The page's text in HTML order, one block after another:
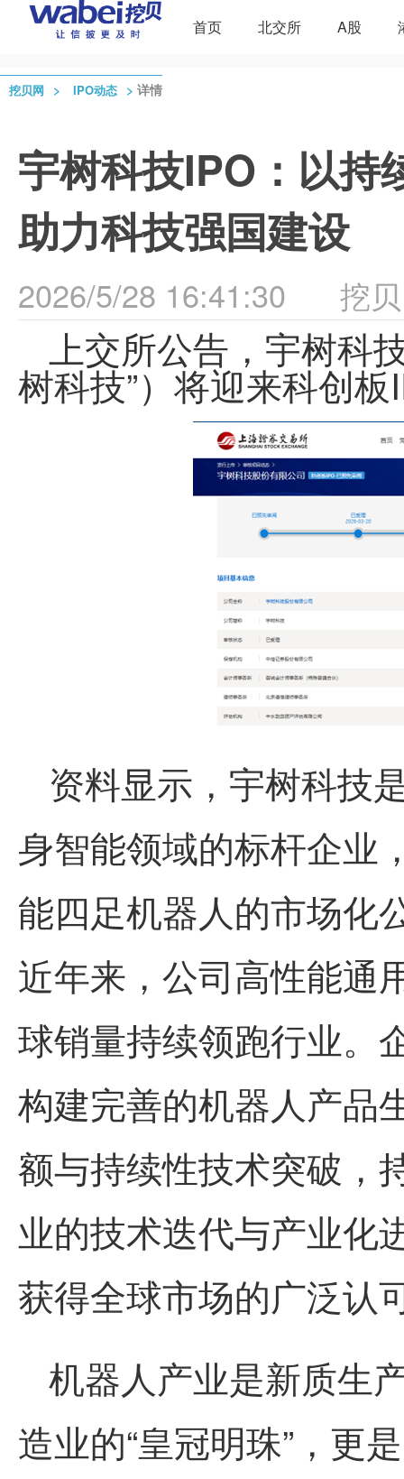
首页 北交所 A股
挖贝网 > IPO动态 > 详情
宇树科技IPO：以持
助力科技强国建设
2026/5/28 16:41:30 挖
上交所公告， 宇树科
树科技”）将迎来科创
资料显示， 宇树科技
身智能领域的标杆企业
能四足机器人的市场化
近年来，公司高性能通
球销量持续领跑行业。
构建完善的机器人产品
额与持续性技术突破，
业的技术迭代与产业化
获得全球市场的广泛认
机器人产业是新质生
造业的“皇冠明珠”，更